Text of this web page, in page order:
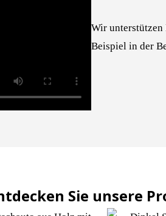
Wir unterstützen
Beispiel in der
Sie unsere